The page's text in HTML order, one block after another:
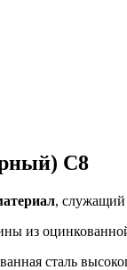
С8
, служащий
из
сталь